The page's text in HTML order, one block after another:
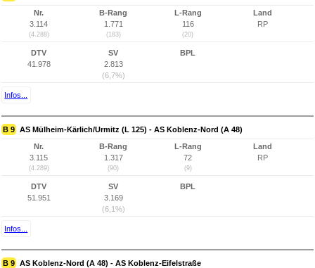
Nr.
3.114
(4.288)
B-Rang
1.771
(183)
L-Rang
116
(20)
Land
RP
DTV
41.978
SV
2.813
(6,7%)
BPL
Infos...
B 9 AS Mülheim-Kärlich/Urmitz (L 125) - AS Koblenz-Nord (A 48)
Nr.
3.115
(4.289)
B-Rang
1.317
(90)
L-Rang
72
(9)
Land
RP
DTV
51.951
SV
3.169
(6,1%)
BPL
Infos...
B 9 AS Koblenz-Nord (A 48) - AS Koblenz-Eifelstraße